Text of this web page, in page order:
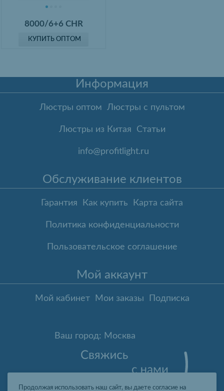
8000/6+6 CHR
КУПИТЬ ОПТОМ
Информация
Люстры оптом Люстры с пультом
Люстры из Китая Статьи
info@profitlight.ru
Обслуживание клиентов
Гарантия Как купить Карта сайта
Политика конфиденциальности
Пользовательское соглашение
Мой аккаунт
Мой кабинет Мои заказы Подписка
Ваш город: Москва
Продолжая использовать наш сайт, вы даете согласие на